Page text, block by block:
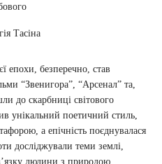
Тасіна
епохи, безперечно, став
“Звенигора”, “Арсенал” та,
до скарбниці світового
унікальний поетичний стиль,
а епічність поєднувалася
досліджували теми землі,
людини з природою.